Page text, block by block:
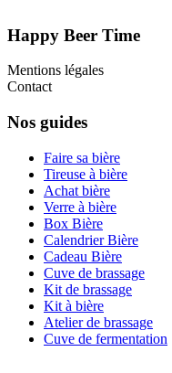
Happy Beer Time
Mentions légales
Contact
Nos guides
Faire sa bière
Tireuse à bière
Achat bière
Verre à bière
Box Bière
Calendrier Bière
Cadeau Bière
Cuve de brassage
Kit de brassage
Kit à bière
Atelier de brassage
Cuve de fermentation